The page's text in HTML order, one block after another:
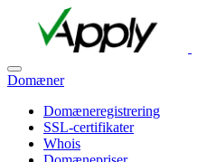
Domæner
Domæneregistrering
SSL-certifikater
Whois